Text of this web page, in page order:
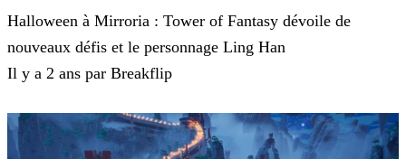
Halloween à Mirroria : Tower of Fantasy dévoile de
nouveaux défis et le personnage Ling Han
Il y a 2 ans par Breakflip